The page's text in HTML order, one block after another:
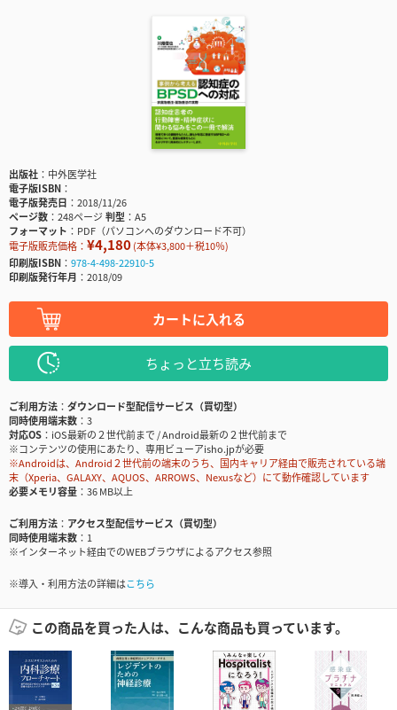
出版社
中外医学社
電子版ISBN
電子版発売日
2018/11/26
ページ数
248ページ判型
A5
フォーマット
PDF（パソコンへのダウンロード不可）
電子版販売価格： ¥4,180(本体¥3,800＋税10％)
印刷版ISBN
978-4-498-22910-5
印刷版発行年月
2018/09
カートに入れる
ちょっと立ち読み
ご利用方法
ダウンロード型配信サービス（買切型）
同時使用端末数
3
対応OS
iOS最新の２世代前まで / Android最新の２世代前まで
※コンテンツの使用にあたり、専用ビューアisho.jpが必要
※Androidは、Android２世代前の端末のうち、国内キャリア経由で販売されている端
末（Xperia、GALAXY、AQUOS、ARROWS、Nexusなど）にて動作確認しています
必要メモリ容量
36 MB以上
ご利用方法
アクセス型配信サービス（買切型）
同時使用端末数
1
※インターネット経由でのWEBブラウザによるアクセス参照
※導入・利用方法の詳細はこちら
この商品を買った人は、こんな商品も買っています。